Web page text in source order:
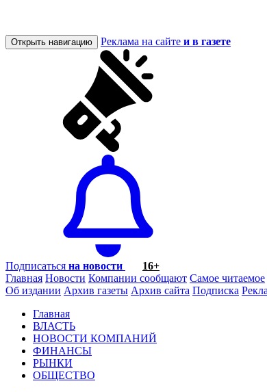
Открыть навигацию Реклама на сайте и в газете
Подписаться на новости
16+
Главная Новости Компании сообщают Самое читаемое
Об издании Архив газеты Архив сайта Подписка
Главная
ВЛАСТЬ
НОВОСТИ КОМПАНИЙ
ФИНАНСЫ
РЫНКИ
ОБЩЕСТВО